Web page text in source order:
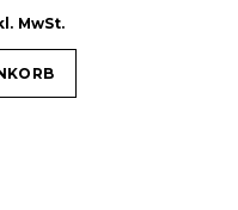
MwSt.